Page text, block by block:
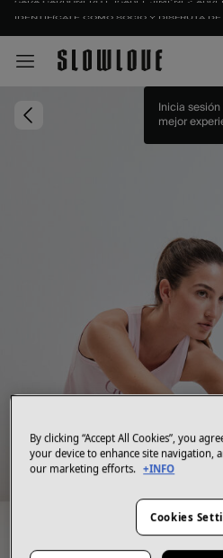
IDENTIFÍCATE COMO SOCIO Y DISFRUTA
Inicia
mejor
By clicking “Accept All Cookies”, you
your device to enhance site navigation,
our marketing efforts. +INFO
Cookies